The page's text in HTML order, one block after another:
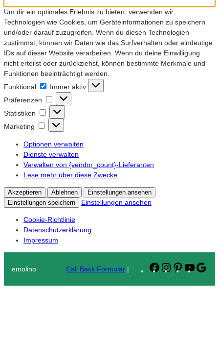
Um dir ein optimales Erlebnis zu bieten, verwenden wir
Technologien wie Cookies, um Geräteinformationen zu speichern
und/oder darauf zuzugreifen. Wenn du diesen Technologien
zustimmst, können wir Daten wie das Surfverhalten oder eindeutige
IDs auf dieser Website verarbeiten. Wenn du deine Einwilligung
nicht erteilst oder zurückziehst, können bestimmte Merkmale und
Funktionen beeinträchtigt werden.
Funktional
Funktional
Immer aktiv
Präferenzen
Präferenzen
Statistiken Statistiken
Marketing Marketing
Optionen verwalten
Dienste verwalten
Verwalten von {vendor_count}-Lieferanten
Lese mehr über diese Zwecke
Akzeptieren Ablehnen
Einstellungen ansehen
Einstellungen speichern
Einstellungen ansehen
Cookie-Richtlinie
Datenschutzerklärung
Impressum
emolino Call Back Formular | Facebook
Instagram
Pinterest